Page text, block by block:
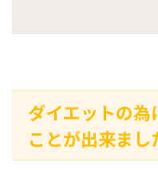
ダイエットの
ことが出来まし